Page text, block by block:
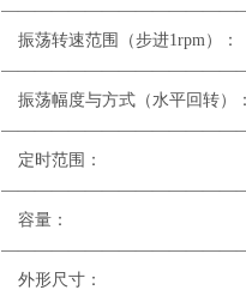
振荡转速范围
振荡幅度与
定时范
容量
外形尺寸